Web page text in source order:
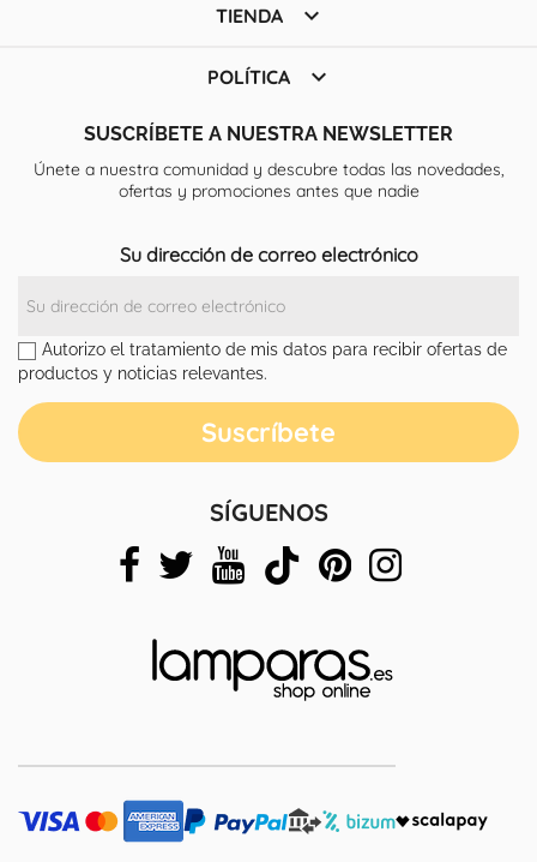
TIENDA 
POLÍTICA 
SUSCRÍBETE A NUESTRA NEWSLETTER
Únete a nuestra comunidad y descubre todas las novedades,
ofertas y promociones antes que nadie
Su dirección de correo electrónico
Autorizo el tratamiento de mis datos para recibir ofertas de
productos y noticias relevantes.
SÍGUENOS